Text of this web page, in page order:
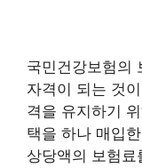
국민건강보험의
자격이 되는 것
격을 유지하기
택을 하나 매입
상당액의 보험